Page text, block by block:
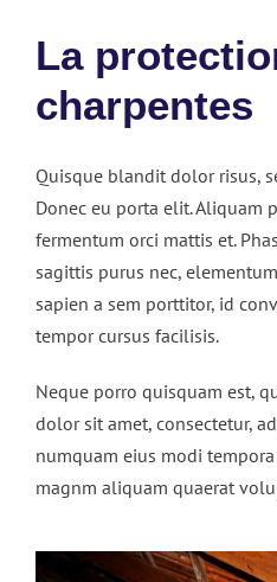
La
charpentes
Quisque blandit dolor risus,
Donec eu porta elit. Aliquam
fermentum orci mattis et.
sagittis purus nec,
sapien a sem porttitor, id
tempor cursus facilisis.
Neque porro quisquam est,
dolor sit amet, consectetur,
numquam eius modi
magnm aliquam quaerat